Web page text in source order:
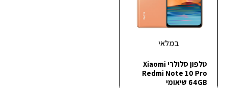
במלאי
טלפון סלולרי Xiaomi
Redmi Note 10 Pro
64GB שיאומי